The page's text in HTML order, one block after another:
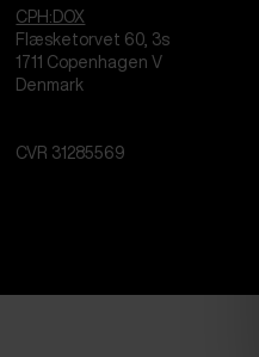
CPH:DOX
Flæsketorvet 60, 3s
1711 Copenhagen V
Denmark
CVR 31285569